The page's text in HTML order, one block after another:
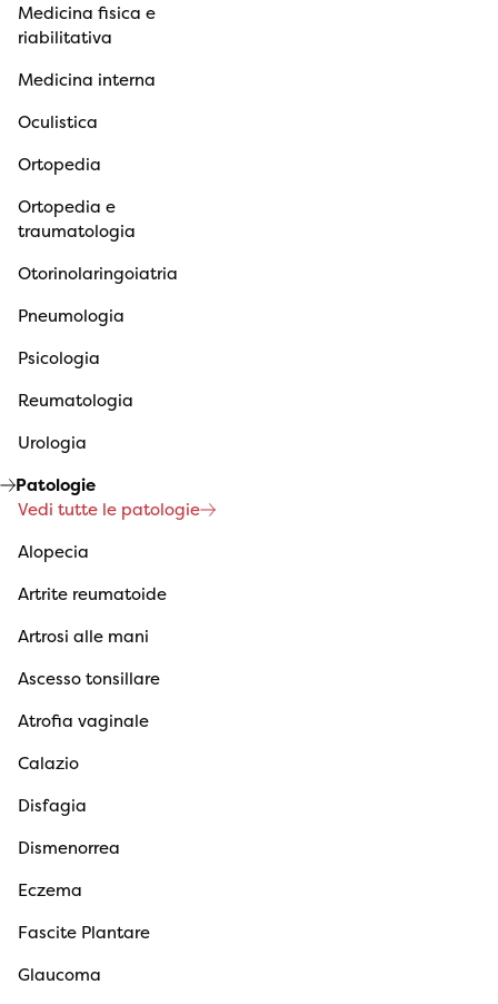
Medicina fisica e
riabilitativa
Medicina interna
Oculistica
Ortopedia
Ortopedia e
traumatologia
Otorinolaringoiatria
Pneumologia
Psicologia
Reumatologia
Urologia
Patologie
Vedi tutte le patologie
Alopecia
Artrite reumatoide
Artrosi alle mani
Ascesso tonsillare
Atrofia vaginale
Calazio
Disfagia
Dismenorrea
Eczema
Fascite Plantare
Glaucoma